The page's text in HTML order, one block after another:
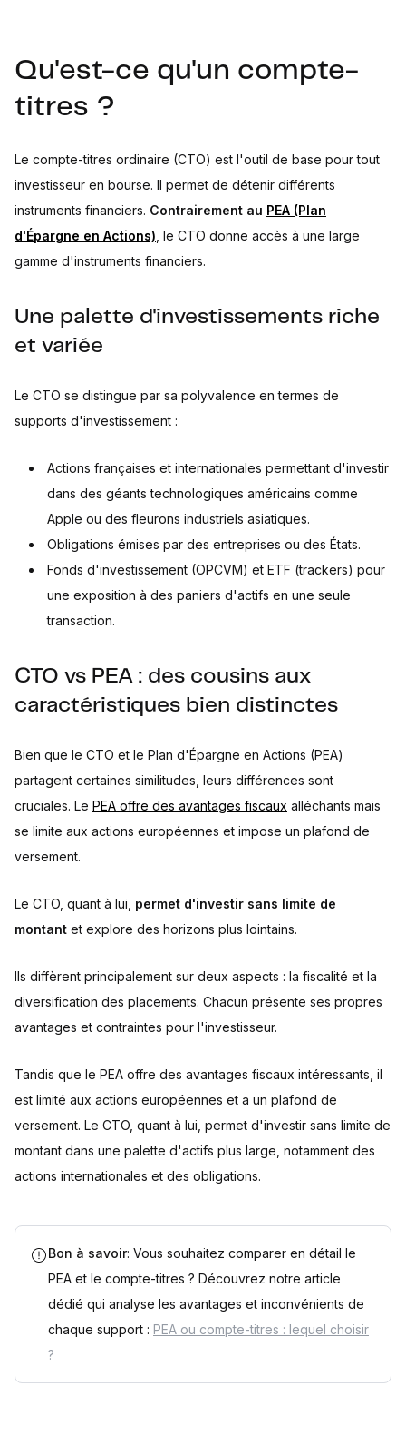
titulaire ?
Qu'est-ce qu'un compte-
titres ?
Le compte-titres ordinaire (CTO) est l'outil de base pour tout
investisseur en bourse. Il permet de détenir différents
instruments financiers. Contrairement au PEA (Plan
d'Épargne en Actions) , le CTO donne accès à une large
gamme d'instruments financiers.
Une palette d'investissements riche
et variée
Le CTO se distingue par sa polyvalence en termes de
supports d'investissement :
Actions françaises et internationales permettant d'investir
dans des géants technologiques américains comme
Apple ou des fleurons industriels asiatiques.
Obligations émises par des entreprises ou des États.
Fonds d'investissement (OPCVM) et ETF (trackers) pour
une exposition à des paniers d'actifs en une seule
transaction.
CTO vs PEA : des cousins aux
caractéristiques bien distinctes
Bien que le CTO et le Plan d'Épargne en Actions (PEA)
partagent certaines similitudes, leurs différences sont
cruciales. Le PEA offre des avantages fiscaux alléchants mais
se limite aux actions européennes et impose un plafond de
versement.
Le CTO, quant à lui, permet d'investir sans limite de
montant et explore des horizons plus lointains.
Ils diffèrent principalement sur deux aspects : la fiscalité et la
diversification des placements. Chacun présente ses propres
avantages et contraintes pour l'investisseur.
Tandis que le PEA offre des avantages fiscaux intéressants, il
est limité aux actions européennes et a un plafond de
versement. Le CTO, quant à lui, permet d'investir sans limite de
montant dans une palette d'actifs plus large, notamment des
actions internationales et des obligations.
Bon à savoir: Vous souhaitez comparer en détail le
PEA et le compte-titres ? Découvrez notre article
dédié qui analyse les avantages et inconvénients de
chaque support : PEA ou compte-titres : lequel choisir
?